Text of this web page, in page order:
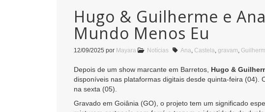
Hugo & Guilherme e
Mundo Menos Eu
12/09/2025 por Mayara Notícias Ana, Castela, gravam,
Depois de um show marcante em Barretos, Hugo &
disponíveis nas plataformas digitais desde quinta-feira (04).
na sexta (05).
Gravado em Goiânia (GO), o projeto tem um significado